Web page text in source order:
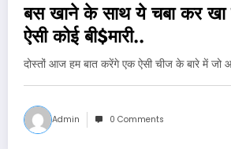
बस खाने के साथ ये चबा कर खा
ऐसी कोई बी$मारी..
दोस्तों आज हम बात करेंगे एक ऐसी चीज के बारे में जो
Admin 0 Comments